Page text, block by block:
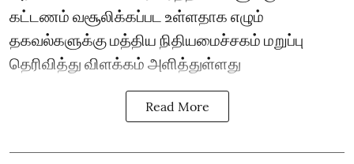
கட்டணம் வசூலிக்கப்பட உள்ளதாக எழும்
தகவல்களுக்கு மத்திய நிதியமைச்சகம் மறுப்பு
தெரிவித்து விளக்கம் அளித்துள்ளது
Read More